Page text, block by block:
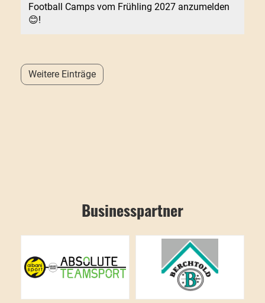
Football Camps vom Frühling 2027 anzumelden
😊!
Weitere Einträge
Businesspartner